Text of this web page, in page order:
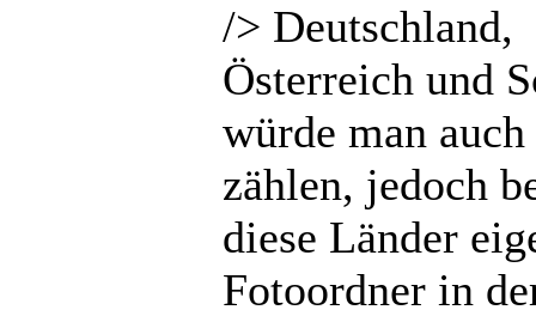
/> Deutschland,
Österreich und
würde man auch
zählen, jedoch
diese Länder
Fotoordner in